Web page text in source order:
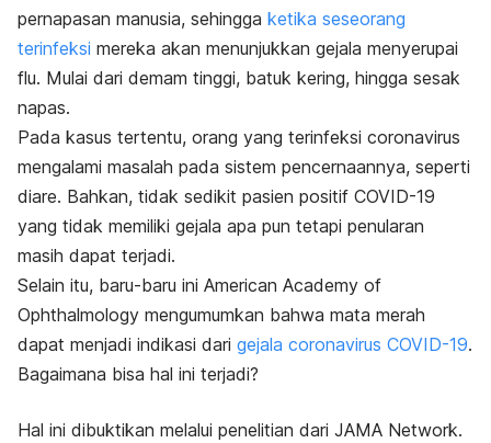
pernapasan manusia, sehingga ketika seseorang
terinfeksi mereka akan menunjukkan gejala menyerupai
flu. Mulai dari demam tinggi, batuk kering, hingga sesak
napas.
Pada kasus tertentu, orang yang terinfeksi coronavirus
mengalami masalah pada sistem pencernaannya, seperti
diare. Bahkan, tidak sedikit pasien positif COVID-19
yang tidak memiliki gejala apa pun tetapi penularan
masih dapat terjadi.
Selain itu, baru-baru ini American Academy of
Ophthalmology mengumumkan bahwa mata merah
dapat menjadi indikasi dari gejala coronavirus COVID-19.
Bagaimana bisa hal ini terjadi?
Hal ini dibuktikan melalui penelitian dari JAMA Network.